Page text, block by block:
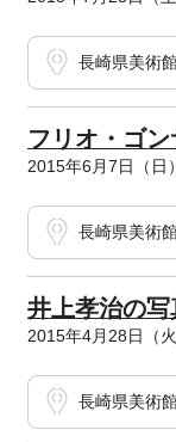
長崎県美術
フリオ・ゴ
2015年6月7日（日
長崎県美術
井上孝治の
2015年4月28日（
長崎県美術